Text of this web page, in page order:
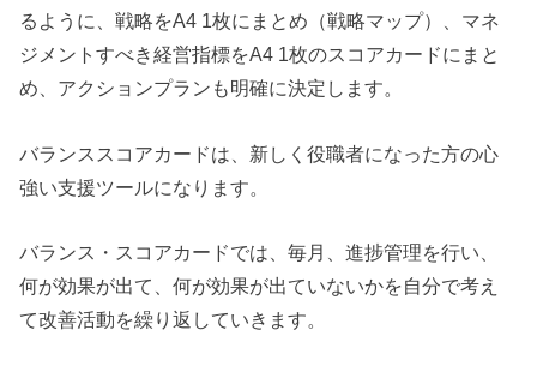
るように、戦略をA4 1枚にまとめ（戦略マップ）、マネ
ジメントすべき経営指標をA4 1枚のスコアカードにまと
め、アクションプランも明確に決定します。
バランススコアカードは、新しく役職者になった方の心
強い支援ツールになります。
バランス・スコアカードでは、毎月、進捗管理を行い、
何が効果が出て、何が効果が出ていないかを自分で考え
て改善活動を繰り返していきます。